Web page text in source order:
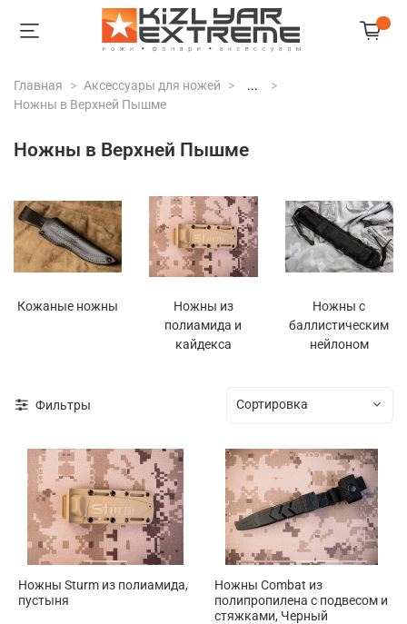
Главная Аксессуары для ножей
...
Ножны в Верхней Пышме
Ножны в Верхней Пышме
Кожаные ножны
Ножны из
полиамида и
кайдекса
Ножны с
баллистическим
нейлоном
Фильтры
Ножны Sturm из полиамида,
пустыня
Ножны Combat из
полипропилена с подвесом и
стяжками, Черный